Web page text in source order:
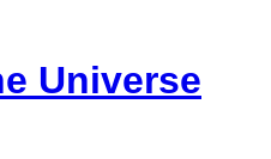
Universe